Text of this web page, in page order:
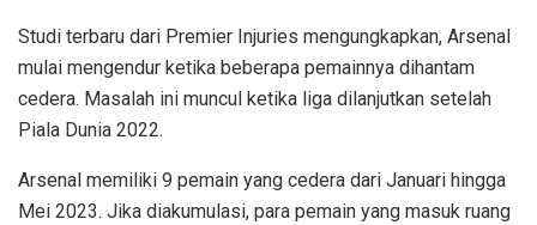
Studi terbaru dari Premier Injuries mengungkapkan, Arsenal
mulai mengendur ketika beberapa pemainnya dihantam
cedera. Masalah ini muncul ketika liga dilanjutkan setelah
Piala Dunia 2022.
Arsenal memiliki 9 pemain yang cedera dari Januari hingga
Mei 2023. Jika diakumulasi, para pemain yang masuk ruang